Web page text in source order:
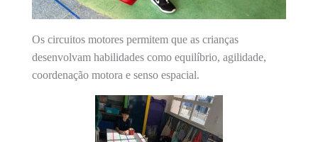
Os circuitos motores permitem que as crianças
desenvolvam habilidades como equilíbrio, agilidade,
coordenação motora e senso espacial.